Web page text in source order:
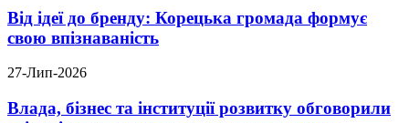
Від ідеї до бренду: Корецька громада формує
свою впізнаваність
27-Лип-2026
Влада, бізнес та інституції розвитку обговорили